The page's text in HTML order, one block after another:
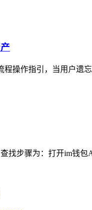
操作指引，当用户遗
步骤为：打开im钱